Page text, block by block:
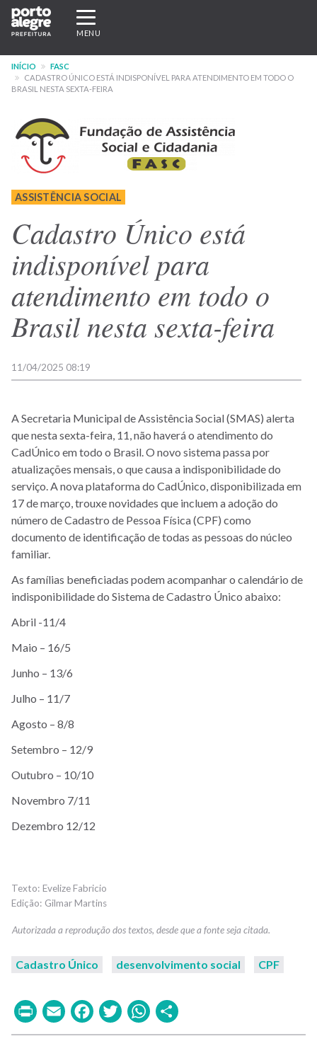
Pular
para
conteúdo
principal
Expandir/recolher
navegação
MENU
INÍCIO
FASC
CADASTRO ÚNICO ESTÁ INDISPONÍVEL PARA ATENDIMENTO EM TODO O
BRASIL NESTA SEXTA-FEIRA
ASSISTÊNCIA SOCIAL
Cadastro Único está
indisponível para
atendimento em todo o
Brasil nesta sexta-feira
11/04/2025 08:19
A Secretaria Municipal de Assistência Social (SMAS) alerta
que nesta sexta-feira, 11, não haverá o atendimento do
CadÚnico em todo o Brasil. O novo sistema passa por
atualizações mensais, o que causa a indisponibilidade do
serviço. A nova plataforma do CadÚnico, disponibilizada em
17 de março, trouxe novidades que incluem a adoção do
número de Cadastro de Pessoa Física (CPF) como
documento de identificação de todas as pessoas do núcleo
familiar.
As famílias beneficiadas podem acompanhar o calendário de
indisponibilidade do Sistema de Cadastro Único abaixo:
Abril -11/4
Maio – 16/5
Junho – 13/6
Julho – 11/7
Agosto – 8/8
Setembro – 12/9
Outubro – 10/10
Novembro 7/11
Dezembro 12/12
Evelize Fabricio
Gilmar Martins
Cadastro Único desenvolvimento social CPF
PrintEmailFacebook
TwitterWhatsApp